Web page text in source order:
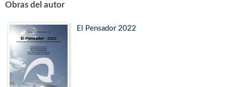
Obras del autor
El Pensador 2022